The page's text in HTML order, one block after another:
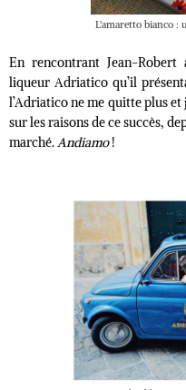
L'amaretto bianco :
En rencontrant Jean-Robert
liqueur Adriatico qu’il
l’Adriatico ne me quitte plus et
sur les raisons de ce succès,
marché.Andiamo!